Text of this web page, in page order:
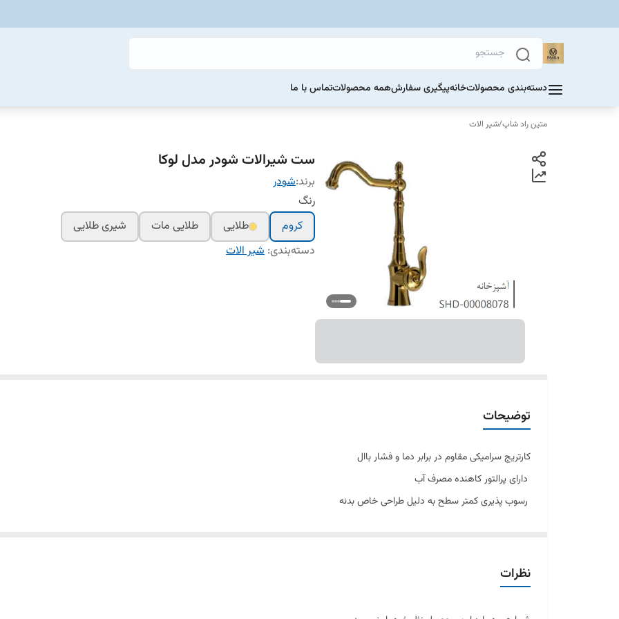
دسته‌بندی محصولاتخانهپیگیری سفارشهمه محصولاتتماس با ما
متین راد شاپ/شیر الات
ست شیرالات شودر مدل لوکا
برند:شودر
رنگ
کروم
طلایی طلایی مات
شیری طلایی
دسته‌بندی: شیر الات
توضیحات
کارتریج سرامیکی مقاوم در برابر دما و فشار باال
دارای پرالتور کاهنده مصرف آب
رسوب پذیری کمتر سطح به دلیل طراحی خاص بدنه
پاکیزگی آسان
ساختار ارگونومیک
سایز کارتریج: mm 35
نظرات